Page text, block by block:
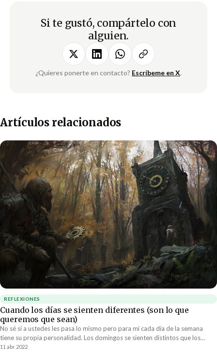
Si te gustó, compártelo con
alguien.
¿Quieres ponerte en contacto? Escríbeme en X.
Artículos relacionados
REFLEXIONES
Cuando los días se sienten diferentes (son lo que
queremos que sean)
No sé si a ustedes les pasa lo mismo pero para mi cada día de la semana
tiene su propia personalidad. Los domingos se sienten distintos que los
viernes. Los miércoles no son lo mismo que los martes, y así con cada día de
11 abr 2022